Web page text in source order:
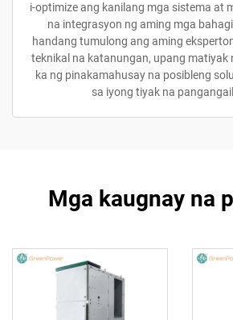
i-optimize ang kanilang mga sistema at
na integrasyon ng aming mga
handang tumulong ang aming
teknikal na katanungan, upang matiyak
ka ng pinakamahusay na posibleng
sa iyong tiyak na
Mga kaugnay na